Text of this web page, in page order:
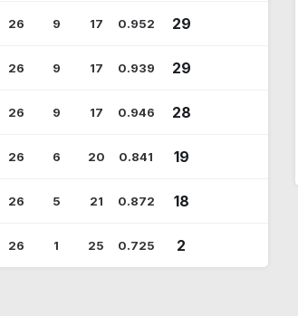
26 9 17 0.952 29
26 9 17 0.939 29
26 9 17 0.946 28
26 6 20 0.841 19
26 5 21 0.872 18
26 1 25 0.725 2